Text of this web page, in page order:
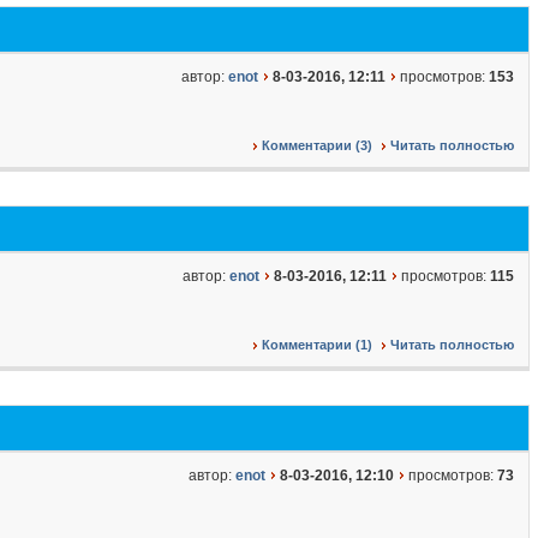
автор: enot 8-03-2016, 12:11 просмотров: 153
Комментарии (3) Читать полностью
автор: enot 8-03-2016, 12:11 просмотров: 115
Комментарии (1) Читать полностью
автор: enot 8-03-2016, 12:10 просмотров: 73